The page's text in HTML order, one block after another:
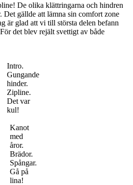
De olika klättringarna och hindren
Det gällde att lämna sin comfort zone
är glad att vi till största delen befann
det blev rejält svettigt av både
Intro.
Gungande
hinder.
Zipline.
Det var
kul!
Kanot
med
åror.
Brädor.
Spångar.
Gå på
lina!